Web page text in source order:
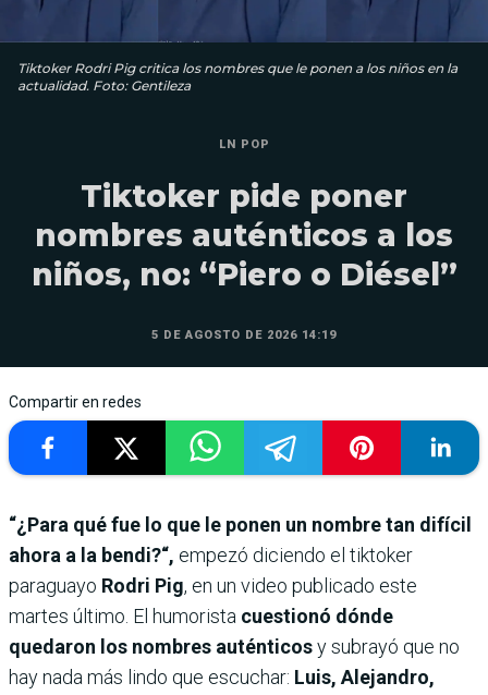
Tiktoker Rodri Pig critica los nombres que le ponen a los niños en la
actualidad. Foto: Gentileza
LN POP
Tiktoker pide poner
nombres auténticos a los
niños, no: “Piero o Diésel”
5 DE AGOSTO DE 2026 14:19
Compartir en redes
“¿Para qué fue lo que le ponen un nombre tan difícil
ahora a la bendi?“, empezó diciendo el tiktoker
paraguayo Rodri Pig, en un video publicado este
martes último. El humorista cuestionó dónde
quedaron los nombres auténticosy subrayó que no
hay nada más lindo que escuchar: Luis, Alejandro,